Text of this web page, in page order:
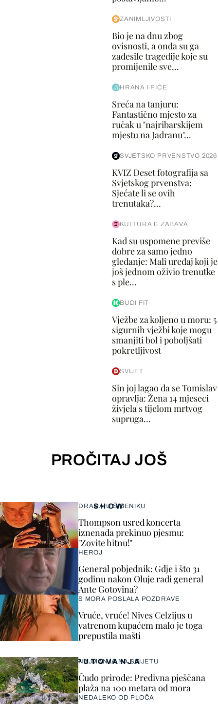
ZANIMLJIVOSTI
Bio je na dnu zbog
ovisnosti, a onda su ga
zadesile tragedije koje su
promijenile sve...
HRANA I PIĆE
Sreća na tanjuru:
Fantastično mjesto za
ručak u "najribarskijem
mjestu na Jadranu"...
SVJETSKO PRVENSTVO 2026
KVIZ Deset fotografija sa
Svjetskog prvenstva:
Sjećate li se ovih
trenutaka?...
KULTURA & ZABAVA
Kad su uspomene previše
dobre za samo jedno
gledanje: Mali uređaj koji je
još jednom oživio trenutke
s ple...
BUDI FIT
Vježbe za koljeno u moru: 5
sigurnih vježbi koje mogu
smanjiti bol i poboljšati
pokretljivost
SVIJET
Sin joj lagao da se Tomislav
opravlja: Žena 14 mjeseci
živjela s tijelom mrtvog
supruga...
PROČITAJ JOŠ
SHOW
DRAMA U ŠIBENIKU
Thompson usred koncerta
iznenada prekinuo pjesmu:
"Zovite hitnu!"
HEROJ
General pobjednik: Gdje i što 31
godinu nakon Oluje radi general
Ante Gotovina?
S MORA POSLALA POZDRAVE
Vruće, vruće! Nives Celzijus u
vatrenom kupaćem malo je toga
prepustila mašti
PUTOVANJA
NAJMANJA NA SVIJETU
Čudo prirode: Predivna pješčana
plaža na 100 metara od mora
NEDALEKO OD PLOČA